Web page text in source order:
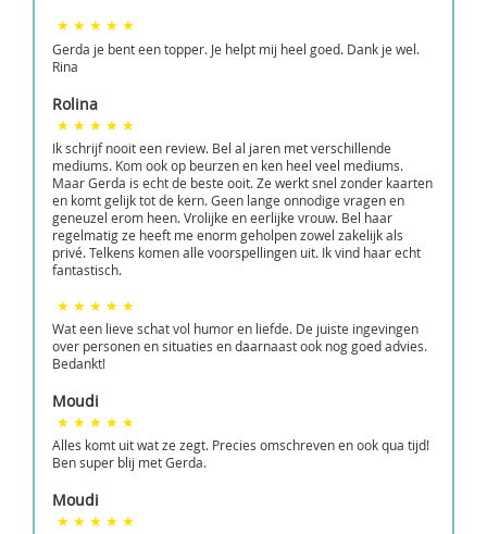
Gerda je bent een topper. Je helpt mij heel goed. Dank je wel.
Rina
Rolina
Ik schrijf nooit een review. Bel al jaren met verschillende
mediums. Kom ook op beurzen en ken heel veel mediums.
Maar Gerda is echt de beste ooit. Ze werkt snel zonder kaarten
en komt gelijk tot de kern. Geen lange onnodige vragen en
geneuzel erom heen. Vrolijke en eerlijke vrouw. Bel haar
regelmatig ze heeft me enorm geholpen zowel zakelijk als
privé. Telkens komen alle voorspellingen uit. Ik vind haar echt
fantastisch.
Wat een lieve schat vol humor en liefde. De juiste ingevingen
over personen en situaties en daarnaast ook nog goed advies.
Bedankt!
Moudi
Alles komt uit wat ze zegt. Precies omschreven en ook qua tijd!
Ben super blij met Gerda.
Moudi